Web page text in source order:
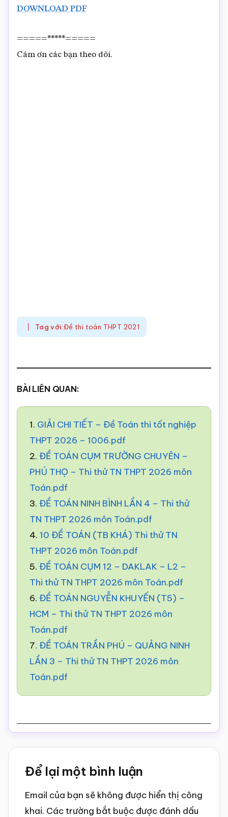
DOWNLOAD PDF
=====*****=====
Cám ơn các bạn theo dõi.
Tag với:Đề thi toán THPT 2021
BÀI LIÊN QUAN:
1. GIẢI CHI TIẾT – Đề Toán thi tốt nghiệp
THPT 2026 – 1006.pdf
2. ĐỀ TOÁN CỤM TRƯỜNG CHUYÊN –
PHÚ THỌ – Thi thử TN THPT 2026 môn
Toán.pdf
3. ĐỀ TOÁN NINH BÌNH LẦN 4 – Thi thử
TN THPT 2026 môn Toán.pdf
4. 10 ĐỀ TOÁN (TB KHÁ) Thi thử TN
THPT 2026 môn Toán.pdf
5. ĐỀ TOÁN CỤM 12 – DAKLAK – L2 –
Thi thử TN THPT 2026 môn Toán.pdf
6. ĐỀ TOÁN NGUYỄN KHUYẾN (T5) –
HCM – Thi thử TN THPT 2026 môn
Toán.pdf
7. ĐỀ TOÁN TRẦN PHÚ – QUẢNG NINH
LẦN 3 – Thi thử TN THPT 2026 môn
Toán.pdf
Reader
Interactions
Để lại một bình luận
Email của bạn sẽ không được hiển thị công
khai. Các trường bắt buộc được đánh dấu